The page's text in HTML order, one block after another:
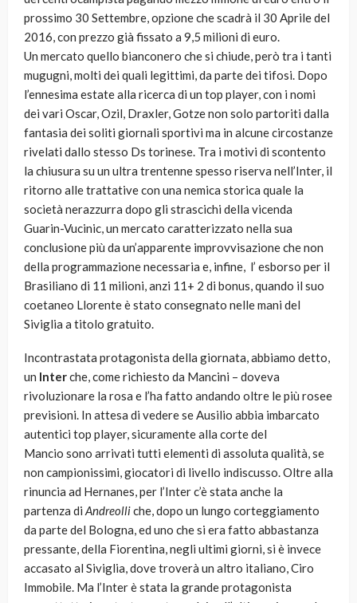
prossimo 30 Settembre, opzione che scadrà il 30 Aprile del
2016, con prezzo già fissato a 9,5 milioni di euro.
Un mercato quello bianconero che si chiude, però tra i tanti
mugugni, molti dei quali legittimi, da parte dei tifosi. Dopo
l’ennesima estate alla ricerca di un top player, con i nomi
dei vari Oscar, Ozil, Draxler, Gotze non solo partoriti dalla
fantasia dei soliti giornali sportivi ma in alcune circostanze
rivelati dallo stesso Ds torinese. Tra i motivi di scontento
la chiusura su un ultra trentenne spesso riserva nell’Inter, il
ritorno alle trattative con una nemica storica quale la
società nerazzurra dopo gli strascichi della vicenda
Guarin-Vucinic, un mercato caratterizzato nella sua
conclusione più da un’apparente improvvisazione che non
della programmazione necessaria e, infine, l’ esborso per il
Brasiliano di 11 milioni, anzi 11+ 2 di bonus, quando il suo
coetaneo Llorente è stato consegnato nelle mani del
Siviglia a titolo gratuito.
Incontrastata protagonista della giornata, abbiamo detto,
un Interche, come richiesto da Mancini – doveva
rivoluzionare la rosa e l’ha fatto andando oltre le più rosee
previsioni. In attesa di vedere se Ausilio abbia imbarcato
autentici top player, sicuramente alla corte del
Mancio sono arrivati tutti elementi di assoluta qualità, se
non campionissimi, giocatori di livello indiscusso. Oltre alla
rinuncia ad Hernanes, per l’Inter c’è stata anche la
partenza di Andreolliche, dopo un lungo corteggiamento
da parte del Bologna, ed uno che si era fatto abbastanza
pressante, della Fiorentina, negli ultimi giorni, si è invece
accasato al Siviglia, dove troverà un altro italiano, Ciro
Immobile. Ma l’Inter è stata la grande protagonista